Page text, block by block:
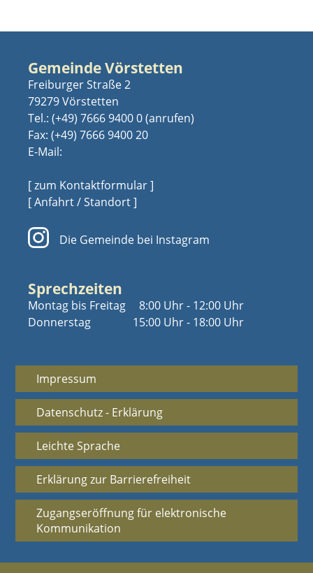
Gemeinde Vörstetten
Freiburger Straße 2
79279 Vörstetten
Tel.: (+49) 7666 9400 0
Fax: (+49) 7666 9400 20
E-Mail:
[ zum Kontaktformular ]
[ Anfahrt / Standort ]
Die Gemeinde bei Instagram
Sprechzeiten
Montag bis Freitag
Donnerstag
8:00 Uhr - 12:00 Uhr
15:00 Uhr - 18:00 Uhr
Impressum
Datenschutz - Erklärung
Leichte Sprache
Erklärung zur Barrierefreiheit
Zugangseröffnung für elektronische
Kommunikation